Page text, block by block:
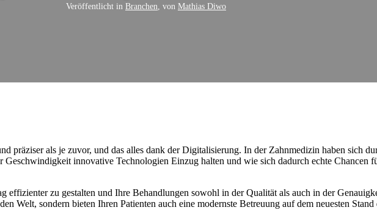
Veröffentlicht in Branchen , von Mathias Diwo
präziser als je zuvor, und das alles dank der Digitalisierung. In der Zahnmedizin haben sich
innovative Technologien Einzug halten und wie sich dadurch echte Chancen
zu gestalten und Ihre Behandlungen sowohl in der Qualität als auch in der
Welt, sondern bieten Ihren Patienten auch eine modernste Betreuung auf dem neuesten Stand